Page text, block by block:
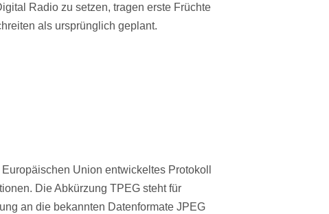
Radio zu setzen, tragen erste Früchte
als ursprünglich geplant.
Union entwickeltes Protokoll
Die Abkürzung TPEG steht für
an die bekannten Datenformate JPEG